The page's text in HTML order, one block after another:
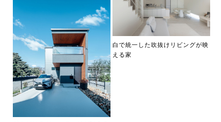
白で統一した吹抜けリビングが映
える家